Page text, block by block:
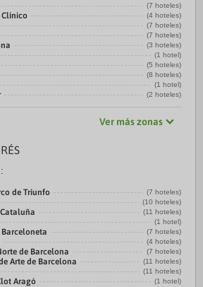
(7 hoteles)
Clínico (4 hoteles)
(7 hoteles)
(7 hoteles)
(3 hoteles)
(1 hotel)
(5 hoteles)
(8 hoteles)
(1 hotel)
(2 hoteles)
Ver más zonas
de Triunfo (7 hoteles)
(10 hoteles)
(11 hoteles)
(1 hotel)
(7 hoteles)
(4 hoteles)
de Barcelona (7 hoteles)
Arte de Barcelona (11 hoteles)
(11 hoteles)
Aragó (1 hotel)